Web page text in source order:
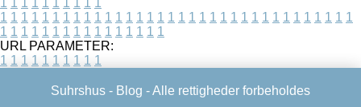
1 1 1 1 1 1 1 1 1 1 1 1 1 1 1 1 1 1 1 1 1 1 1 1 1 1 1 1 1 1 1 1 1 1
1 1 1 1 1 1 1 1 1 1 1 1 1 1 1 1
URL PARAMETER:
1 1 1 1 1 1 1 1 1 1
Suhrshus - Blog - Alle rettigheder forbeholdes